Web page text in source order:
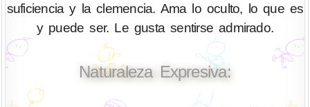
suficiencia y la clemencia. Ama lo oculto, lo que es
y puede ser. Le gusta sentirse admirado.
Naturaleza Expresiva: